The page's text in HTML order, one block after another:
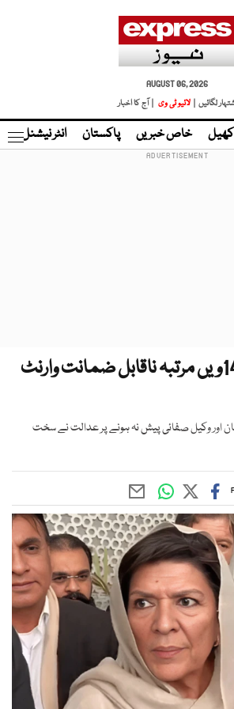
AUGUST 06, 2026
لگائیں |
لائیو ٹی وی | آج کا اخبار
کھیل خاص خبریں پاکستان انٹر نیشنل
علیمہ خان کے 14ویں مرتبہ ناقابل ضمانت وارنٹ
اور وکیل صفائی پیش نہ ہونے پر عدالت نے سخت